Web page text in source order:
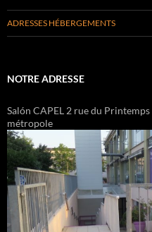
ADRESSES HÉBERGEMENTS
NOTRE ADRESSE
Salón CAPEL 2 rue du
métropole